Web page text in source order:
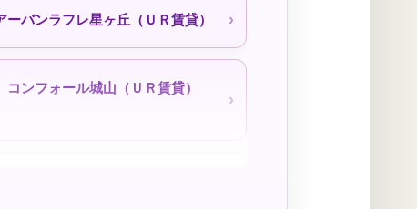
ーバンラフレ星ヶ丘（ＵＲ賃貸）
コンフォール城山（ＵＲ賃貸）